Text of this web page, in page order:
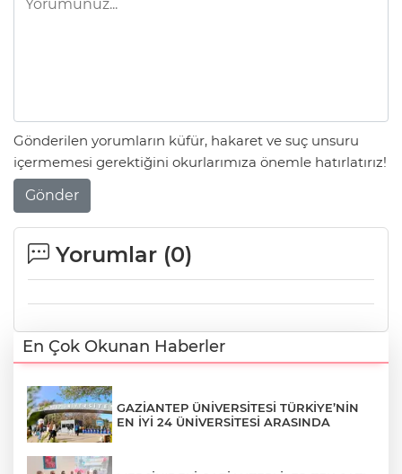
Gönderilen yorumların küfür, hakaret ve suç unsuru
içermemesi gerektiğini okurlarımıza önemle hatırlatırız!
Gönder
Yorumlar (0)
En Çok Okunan Haberler
GAZİANTEP ÜNİVERSİTESİ TÜRKİYE’NİN
EN İYİ 24 ÜNİVERSİTESİ ARASINDA